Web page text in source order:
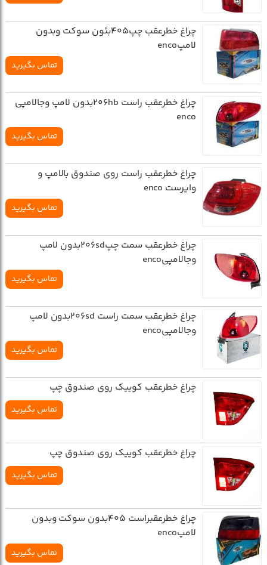
چراغ خطرعقب چپ405بئون سوکت وبدون
لامپenco
تماس بگیرید
چراغ خطرعقب راست 206hbبدون لامپ وجالامپي
enco
تماس بگیرید
چراغ خطرعقب راست روي صندوق بالامپ و
وايرست enco
تماس بگیرید
چراغ خطرعقب سمت چپ206sdبدون لامپ
وجالامپيenco
تماس بگیرید
چراغ خطرعقب سمت راست 206sdبدون لامپ
وجالامپيenco
تماس بگیرید
چراغ خطرعقب کوييک روي صندوق چپ
تماس بگیرید
چراغ خطرعقب کوييک روي صندوق چپ
تماس بگیرید
چراغ خطرعقبراست 405بدون سوکت وبدون
لامپenco
تماس بگیرید